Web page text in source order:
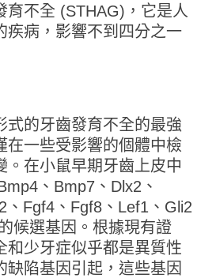
育不全 (STHAG)，它是人
疾病，影響不到四分之一
式的牙齒發育不全的最強
在一些受影響的個體中檢
。在小鼠早期牙齒上皮中
、Bmp7、Dlx2、
、Fgf4、Fgf8、Lef1、Gli2
候選基因。根據現有證
和少牙症似乎都是異質性
缺陷基因引起，這些基因